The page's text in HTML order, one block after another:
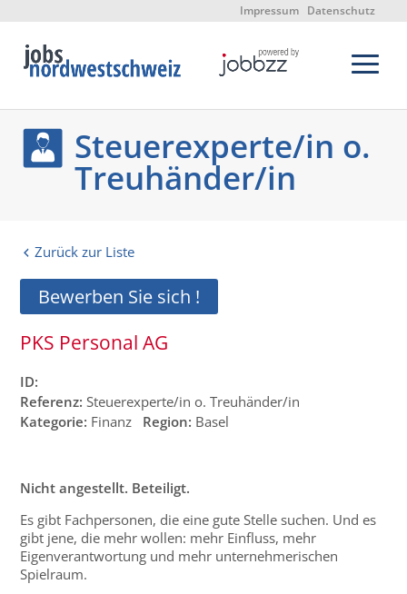
Impressum Datenschutz
Steuerexperte/in o.
Treuhänder/in
Zurück zur Liste
Bewerben Sie sich !
PKS Personal AG
ID:
Referenz: Steuerexperte/in o. Treuhänder/in
Kategorie: Finanz Region: Basel
Nicht angestellt. Beteiligt.
Es gibt Fachpersonen, die eine gute Stelle suchen. Und es
gibt jene, die mehr wollen: mehr Einfluss, mehr
Eigenverantwortung und mehr unternehmerischen
Spielraum.